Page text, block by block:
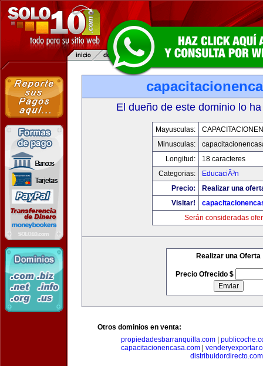
El dueño de este dominio lo
Mayusculas:
Minusculas:
Longitud:
18 caracteres
Categorias:
EducaciÃ³n
Precio:
Realizar una
Visitar!
Serán consideradas
Realizar una Oferta
Precio Ofrecido $
Otros dominios en venta:
propiedadesbarranquilla.com
capacitacionencasa.com|
distribuidordirecto.com